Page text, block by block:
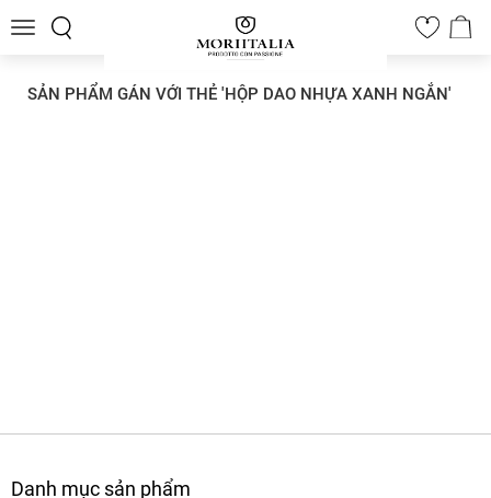
Toggle
0
SẢN PHẨM GÁN VỚI THẺ 'HỘP DAO NHỰA XANH NGẮN'
Danh mục sản phẩm